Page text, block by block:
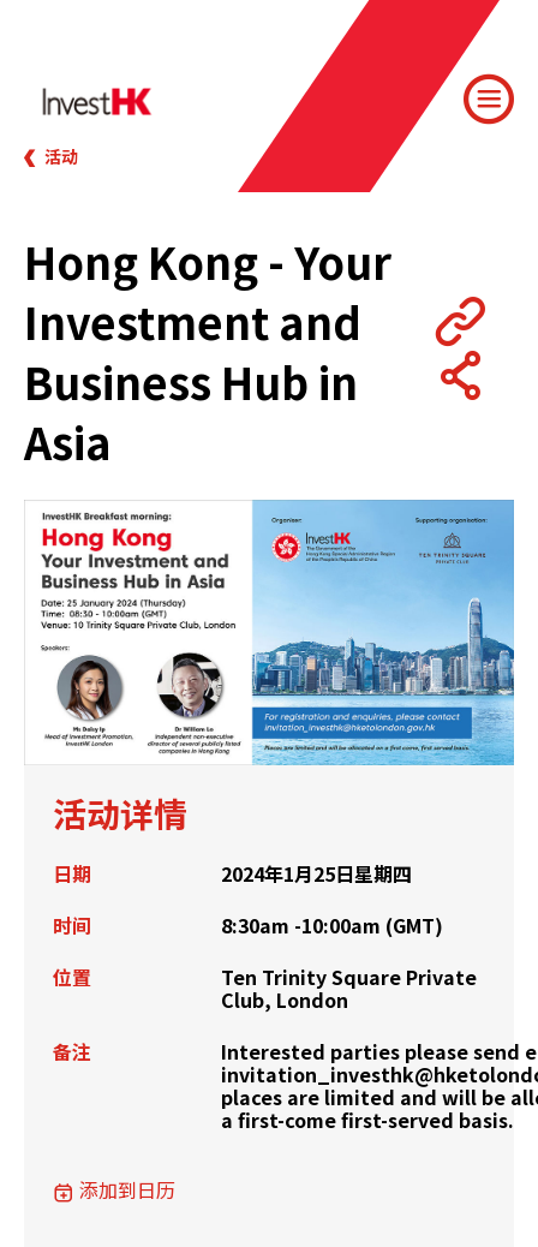
活动
Hong Kong - Your
Investment and
Business Hub in
Asia
活动详情
日期
2024年1月25日星期四
时间
8:30am -10:00am (GMT)
位置
Ten Trinity Square Private
Club, London
备注
Interested parties please send
places are limited and will be
a first-come first-served basis.
添加到日历